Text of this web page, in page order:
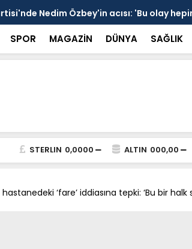
devrede: 101 yerleşim birimini kapsayan
aşıldı
SPOR MAGAZİN DÜNYA SAĞLIK
STERLIN 0,0000 ALTIN 000,00
‘fare’ iddiasına tepki: ‘Bu bir halk